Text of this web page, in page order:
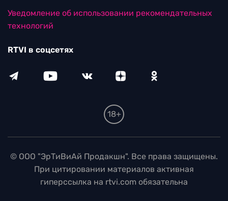
Уведомление об использовании рекомендательных
технологий
RTVI в соцсетях
18+
© ООО "ЭрТиВиАй Продакшн". Все права защищены.
При цитировании материалов активная
гиперссылка на rtvi.com обязательна